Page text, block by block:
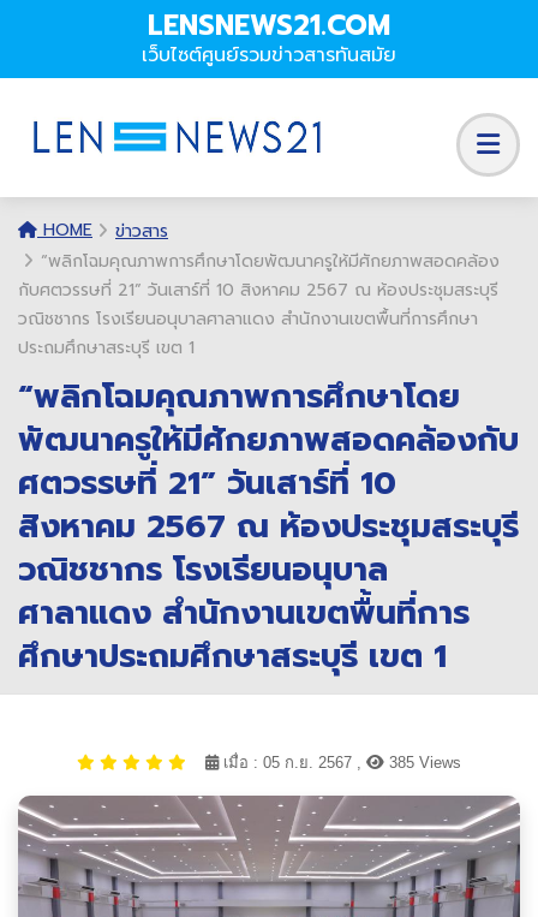
LENSNEWS21.COM
เว็บไซต์ศูนย์รวมข่าวสารทันสมัย
HOME
ข่าวสาร
“พลิกโฉมคุณภาพการศึกษาโดยพัฒนาครูให้มีศักยภาพสอดคล้อง
กับศตวรรษที่ 21” วันเสาร์ที่ 10 สิงหาคม 2567 ณ ห้องประชุมสระบุรี
วณิชชากร โรงเรียนอนุบาลศาลาแดง สำนักงานเขตพื้นที่การศึกษา
ประถมศึกษาสระบุรี เขต 1
“พลิกโฉมคุณภาพการศึกษาโดย
พัฒนาครูให้มีศักยภาพสอดคล้องกับ
ศตวรรษที่ 21” วันเสาร์ที่ 10
สิงหาคม 2567 ณ ห้องประชุมสระบุรี
วณิชชากร โรงเรียนอนุบาล
ศาลาแดง สำนักงานเขตพื้นที่การ
ศึกษาประถมศึกษาสระบุรี เขต 1
เมื่อ : 05 ก.ย. 2567 , 385 Views